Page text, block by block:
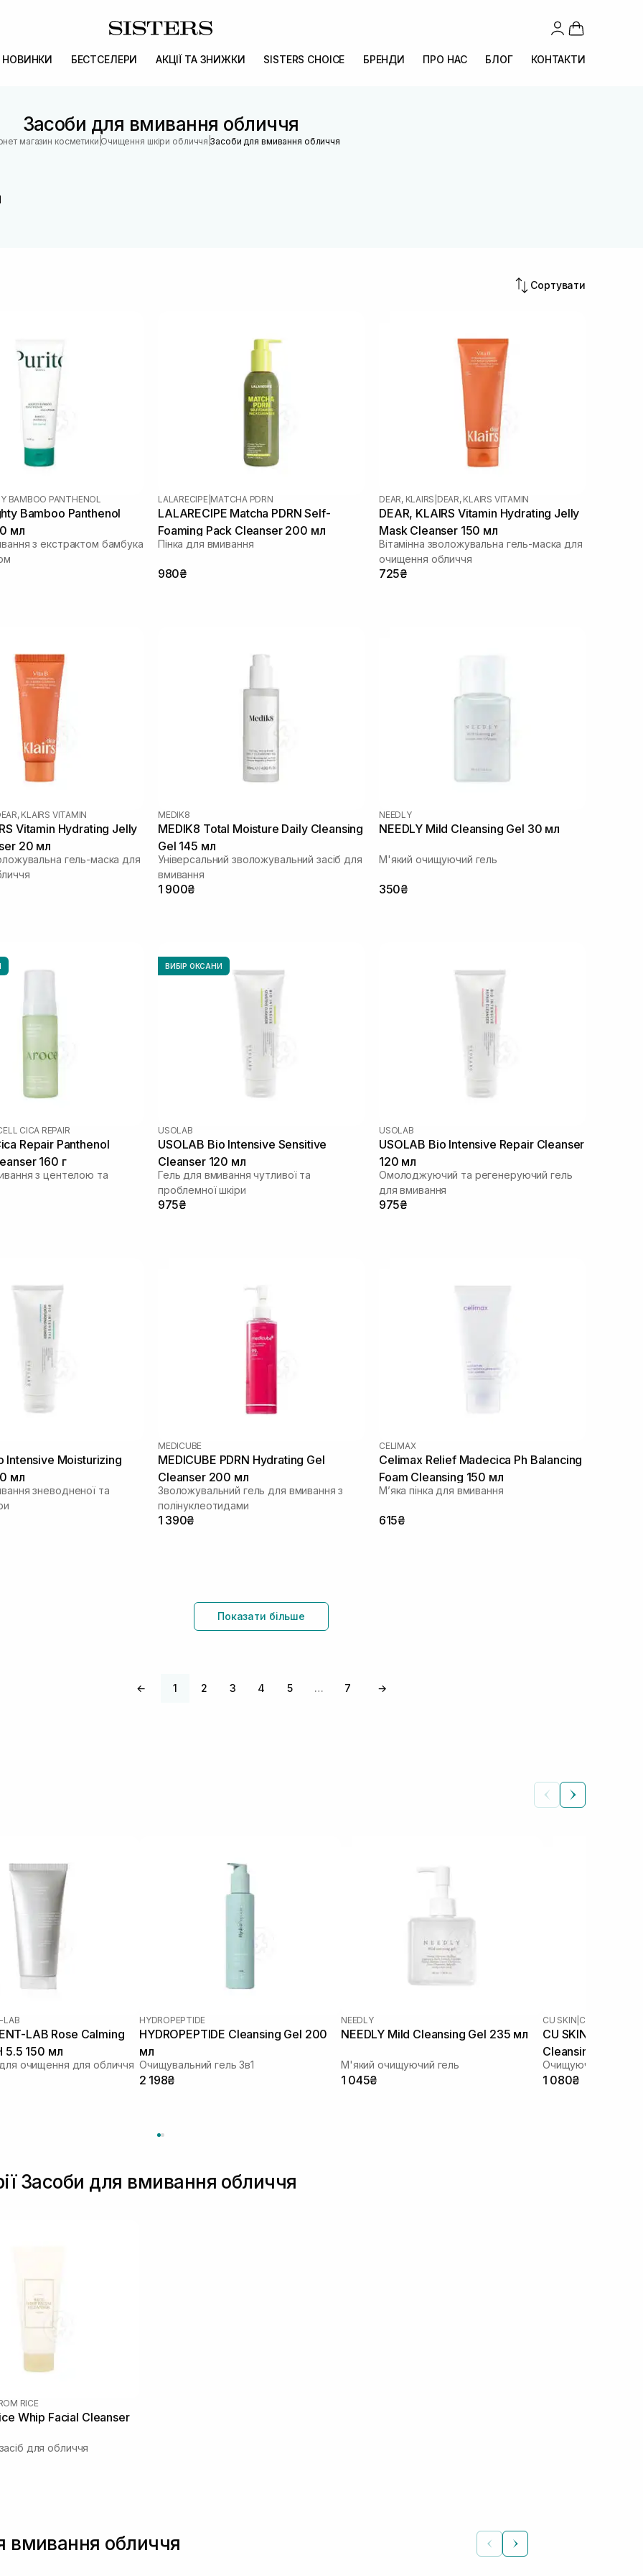
НОВИНКИ БЕСТСЕЛЕРИ АКЦІЇ ТА ЗНИЖКИ SISTERS CHOICE БРЕНДИ ПРО НАС БЛОГ КОНТАКТИ
Засоби для вмивання обличчя
магазин косметики |Очищення шкіри обличчя |Засоби для вмивання обличчя
Сортувати
BAMBOO PANTHENOL
Bamboo Panthenol
мл
з екстрактом бамбука
LALARECIPE MATCHA PDRN
LALARECIPE Matcha PDRN Self-
Foaming Pack Cleanser 200 мл
Пінка для вмивання
980₴
DEAR, KLAIRS DEAR, KLAIRS VITAMIN
DEAR, KLAIRS Vitamin Hydrating Jelly
Mask Cleanser 150 мл
Вітамінна зволожувальна гель-маска для
очищення обличчя
725₴
KLAIRS VITAMIN
Vitamin Hydrating Jelly
20 мл
гель-маска для
MEDIK8
MEDIK8 Total Moisture Daily Cleansing
Gel 145 мл
Універсальний зволожувальний засіб для
вмивання
1 900₴
NEEDLY
NEEDLY Mild Cleansing Gel 30 мл
М'який очищуючий гель
350₴
CICA REPAIR
Repair Panthenol
160 г
з центелою та
ВИБІР ОКСАНИ
USOLAB
USOLAB Bio Intensive Sensitive
Cleanser 120 мл
Гель для вмивання чутливої та
проблемної шкіри
975₴
USOLAB
USOLAB Bio Intensive Repair Cleanser
120 мл
Омолоджуючий та регенеруючий гель
для вмивання
975₴
Intensive Moisturizing
мл
зневодненої та
MEDICUBE
MEDICUBE PDRN Hydrating Gel
Cleanser 200 мл
Зволожувальний гель для вмивання з
полінуклеотидами
1 390₴
CELIMAX
Celimax Relief Madecica Ph Balancing
Foam Cleansing 150 мл
Мʼяка пінка для вмивання
615₴
Показати більше
← 1 2 3 4 5 … 7 →
LAB
LAB Rose Calming
5.5 150 мл
очищення для обличчя
HYDROPEPTIDE
HYDROPEPTIDE Cleansing Gel 200
мл
Очищувальний гель 3в1
2 198₴
NEEDLY
NEEDLY Mild Cleansing Gel 235 мл
М'який очищуючий гель
1 045₴
CU SKIN CU
CU SKIN
Cleansing Gel
Очищуюча гель-
1 080₴
Засоби для вмивання обличчя
RICE
Whip Facial Cleanser
для обличчя
вмивання обличчя